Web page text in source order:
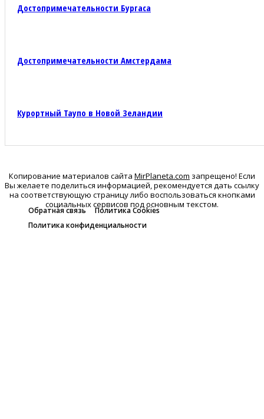
Достопримечательности Бургаса
Достопримечательности Амстердама
Курортный Таупо в Новой Зеландии
Копирование материалов сайта MirPlaneta.com запрещено! Если
Вы желаете поделиться информацией, рекомендуется дать ссылку
на соответствующую страницу либо воспользоваться кнопками
социальных сервисов под основным текстом.
Обратная связь
Политика Cookies
Политика конфиденциальности